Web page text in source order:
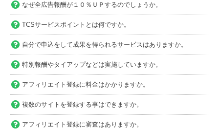
なぜ全広告報酬が１０％ＵＰするのでしょうか。
TCSサービスポイントとは何ですか。
自分で申込をして成果を得られるサービスはありますか。
特別報酬やタイアップなどは実施していますか。
アフィリエイト登録に料金はかかりますか。
複数のサイトを登録する事はできますか。
アフィリエイト登録に審査はありますか。